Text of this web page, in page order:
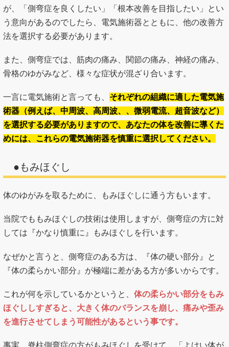
が、「側弯症を良くしたい」「根本改善を目指したい」とい
う意向があるのでしたら、電気施術器とともに、他の改善方
法を選択する必要があります。
また、側弯症では、筋肉の痛み、関節の痛み、神経の痛み、
骨格のゆがみなど、様々な症状が混ざり合います。
一言に電気施術と言っても、 それぞれの組織に適した電気施
術器（例えば、中周波、高周波、、微弱電流、超音波など）
を選択する必要がありますので、あなたの体を改善に導くた
めには、これらの電気施術器を慎重に選択してください。
●もみほぐし
体のゆがみを取るために、もみほぐしに通う方もいます。
当院でももみほぐしの技術は使用しますが、側弯症の方に対
しては『かなり慎重に』もみほぐしを行います。
なぜかと言うと、側弯症のある方は、『体の硬い部分』と
『体の柔らかい部分』が極端に差がある方が多いからです。
これが何を示しているかというと、 体の柔らかい部分をもみ
ほぐししすぎると、大きく体のバランスを崩し、痛みや歪み
を進行させてしまう可能性があるという事です。
事実、脊柱側弯症の方がもみほぐしを受けて、「よけい体が